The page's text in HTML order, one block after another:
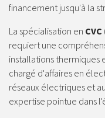
financement jusqu'à la
La spécialisation en CVC
requiert une
installations thermiques
chargé d'affaires en
réseaux électriques et
expertise pointue dans